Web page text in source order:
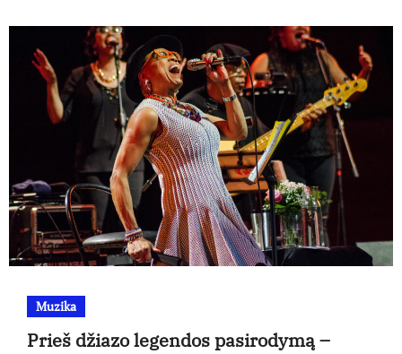
Muzika
Prieš džiazo legendos pasirodymą –